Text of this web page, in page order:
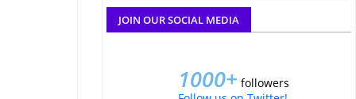
JOIN OUR SOCIAL MEDIA
1000+ followers